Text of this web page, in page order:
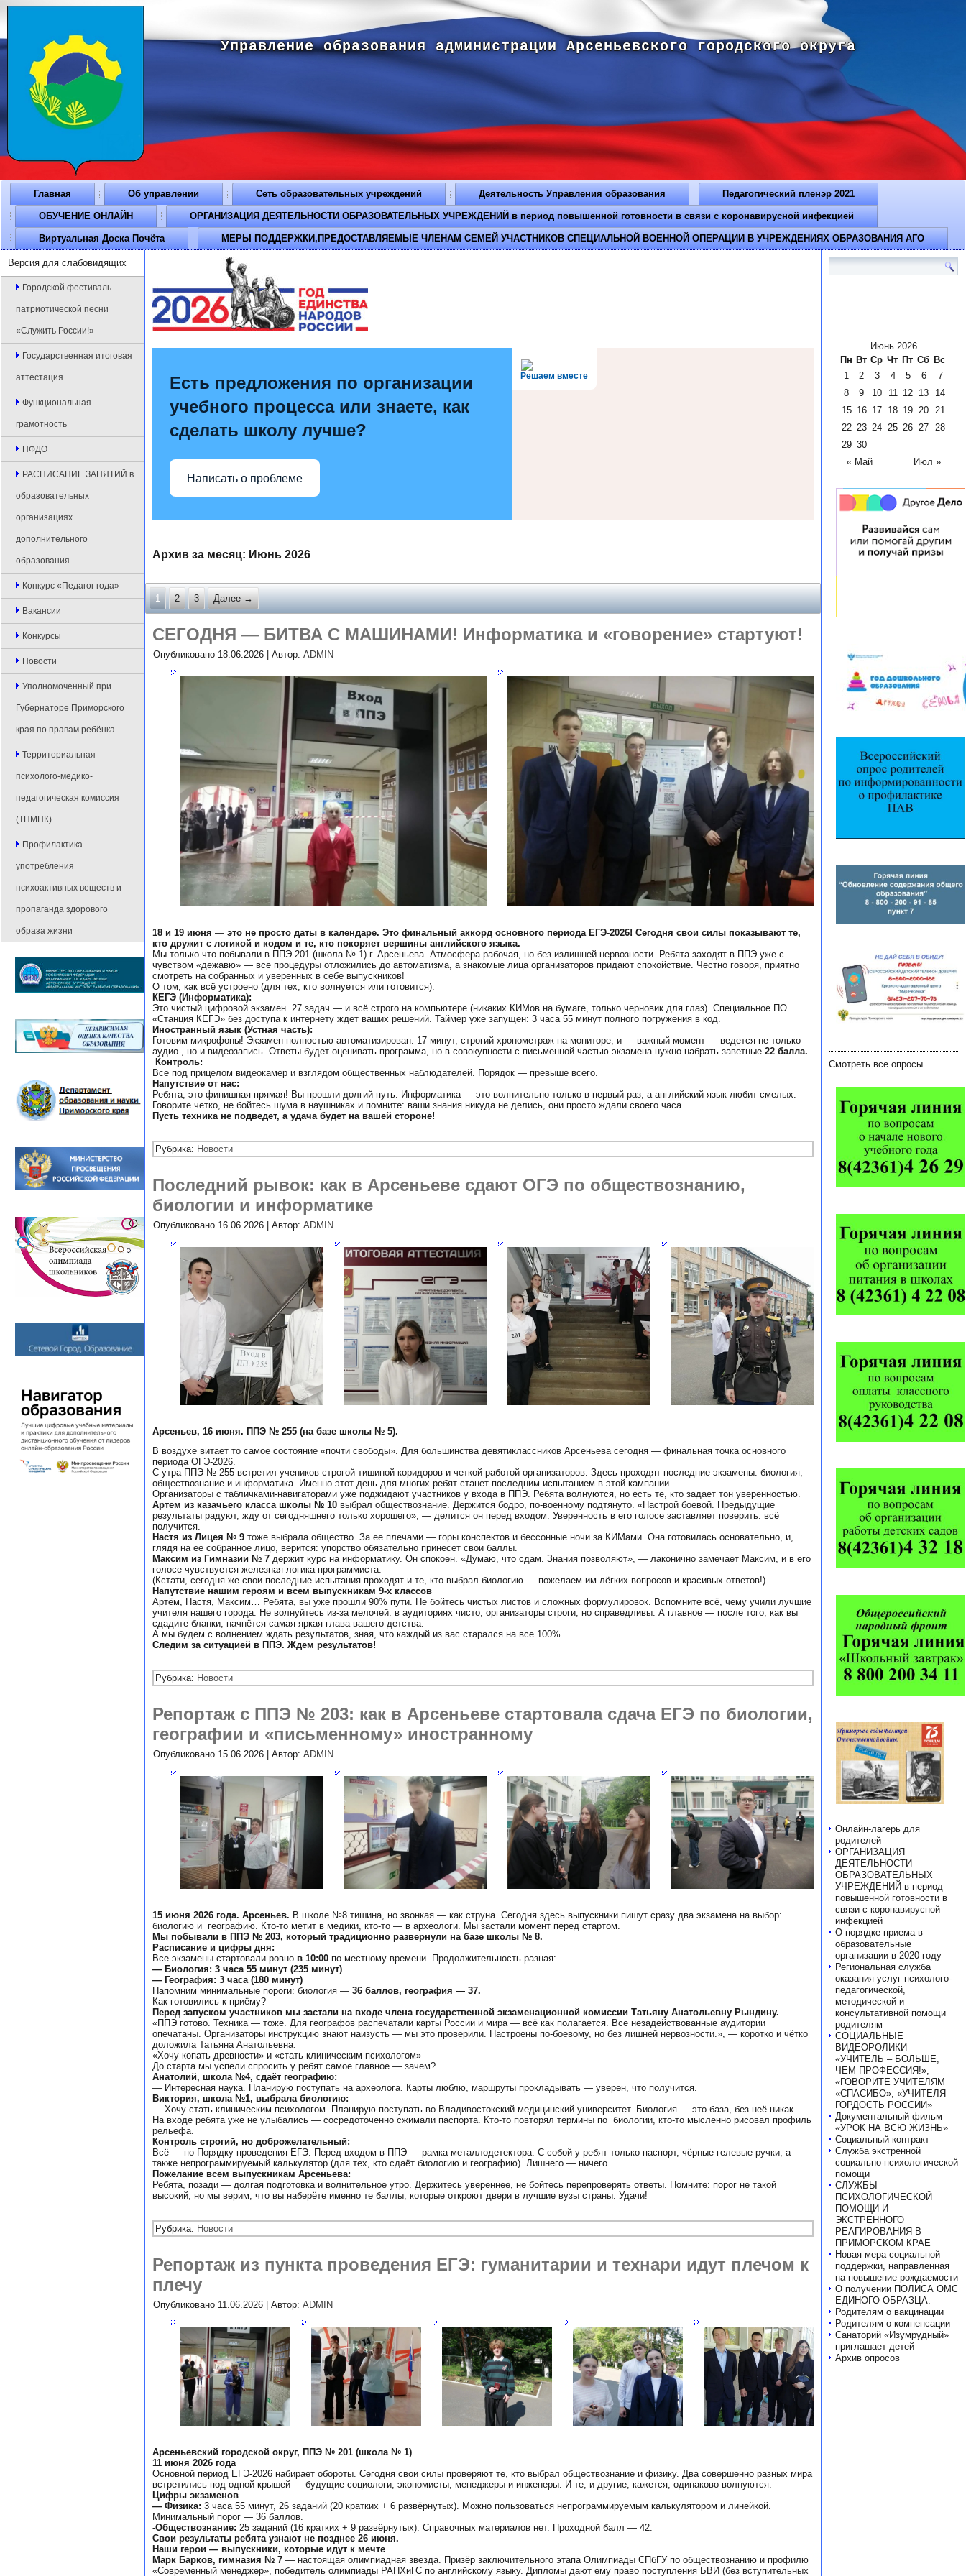
Управление образования администрации Арсеньевского городского округа
Главная Об управлении Сеть образовательных учреждений Деятельность Управления образования Педагогический пленэр 2021
ОБУЧЕНИЕ ОНЛАЙН ОРГАНИЗАЦИЯ ДЕЯТЕЛЬНОСТИ ОБРАЗОВАТЕЛЬНЫХ УЧРЕЖДЕНИЙ в период повышенной готовности в связи с коронавирусной инфекцией
Виртуальная Доска Почёта МЕРЫ ПОДДЕРЖКИ,ПРЕДОСТАВЛЯЕМЫЕ ЧЛЕНАМ СЕМЕЙ УЧАСТНИКОВ СПЕЦИАЛЬНОЙ ВОЕННОЙ ОПЕРАЦИИ В УЧРЕЖДЕНИЯХ ОБРАЗОВАНИЯ АГО
Версия для слабовидящих
Городской фестиваль
патриотической песни
«Служить России!»
Государственная итоговая
аттестация
Функциональная
грамотность
ПФДО
РАСПИСАНИЕ ЗАНЯТИЙ в
образовательных
организациях
дополнительного
образования
Конкурс «Педагог года»
Вакансии
Конкурсы
Новости
Уполномоченный при
Губернаторе Приморского
края по правам ребёнка
Территориальная
психолого-медико-
педагогическая комиссия
(ТПМПК)
Профилактика
употребления
психоактивных веществ и
пропаганда здорового
образа жизни
Решаем вместе
Есть предложения по организации
учебного процесса или знаете, как
сделать школу лучше?
Написать о проблеме
Архив за месяц: Июнь 2026
1 2 3 Далее →
СЕГОДНЯ — БИТВА С МАШИНАМИ! Информатика и «говорение» стартуют!
Опубликовано 18.06.2026 Автор: ADMIN
18 и 19 июня — это не просто даты в календаре. Это финальный аккорд основного периода ЕГЭ-2026! Сегодня свои силы показывают те,
кто дружит с логикой и кодом и те, кто покоряет вершины английского языка.
Мы только что побывали в ППЭ 201 (школа № 1) г. Арсеньева. Атмосфера рабочая, но без излишней нервозности. Ребята заходят в ППЭ уже с
чувством «дежавю» — все процедуры отложились до автоматизма, а знакомые лица организаторов придают спокойствие. Честно говоря, приятно
смотреть на собранных и уверенных в себе выпускников!
О том, как всё устроено (для тех, кто волнуется или готовится):
КЕГЭ (Информатика):
Это чистый цифровой экзамен. 27 задач — и всё строго на компьютере (никаких КИМов на бумаге, только черновик для глаз). Специальное ПО
«Станция КЕГЭ» без доступа к интернету ждет ваших решений. Таймер уже запущен: 3 часа 55 минут полного погружения в код.
Иностранный язык (Устная часть):
Готовим микрофоны! Экзамен полностью автоматизирован. 17 минут, строгий хронометраж на мониторе, и — важный момент — ведется не только
аудио-, но и видеозапись. Ответы будет оценивать программа, но в совокупности с письменной частью экзамена нужно набрать заветные 22 балла.
Контроль:
Все под прицелом видеокамер и взглядом общественных наблюдателей. Порядок — превыше всего.
Напутствие от нас:
Ребята, это финишная прямая! Вы прошли долгий путь. Информатика — это волнительно только в первый раз, а английский язык любит смелых.
Говорите четко, не бойтесь шума в наушниках и помните: ваши знания никуда не делись, они просто ждали своего часа.
Пусть техника не подведет, а удача будет на вашей стороне!
Рубрика: Новости
Последний рывок: как в Арсеньеве сдают ОГЭ по обществознанию,
биологии и информатике
Опубликовано 16.06.2026 | Автор: ADMIN
Арсеньев, 16 июня. ППЭ № 255 (на базе школы № 5).
В воздухе витает то самое состояние «почти свободы». Для большинства девятиклассников Арсеньева сегодня — финальная точка основного
периода ОГЭ-2026.
С утра ППЭ № 255 встретил учеников строгой тишиной коридоров и четкой работой организаторов. Здесь проходят последние экзамены: биология,
обществознание и информатика. Именно этот день для многих ребят станет последним испытанием в этой кампании.
Организаторы с табличками-навигаторами уже поджидают участников у входа в ППЭ. Ребята волнуются, но есть те, кто задает тон уверенностью.
Артем из казачьего класса школы № 10 выбрал обществознание. Держится бодро, по-военному подтянуто. «Настрой боевой. Предыдущие
результаты радуют, жду от сегодняшнего только хорошего», — делится он перед входом. Уверенность в его голосе заставляет поверить: всё
получится.
Настя из Лицея № 9 тоже выбрала общество. За ее плечами — горы конспектов и бессонные ночи за КИМами. Она готовилась основательно, и,
глядя на ее собранное лицо, верится: упорство обязательно принесет свои баллы.
Максим из Гимназии № 7 держит курс на информатику. Он спокоен. «Думаю, что сдам. Знания позволяют», — лаконично замечает Максим, и в его
голосе чувствуется железная логика программиста.
(Кстати, сегодня же свои последние испытания проходят и те, кто выбрал биологию — пожелаем им лёгких вопросов и красивых ответов!)
Напутствие нашим героям и всем выпускникам 9-х классов
Артём, Настя, Максим… Ребята, вы уже прошли 90% пути. Не бойтесь чистых листов и сложных формулировок. Вспомните всё, чему учили лучшие
учителя нашего города. Не волнуйтесь из-за мелочей: в аудиториях чисто, организаторы строги, но справедливы. А главное — после того, как вы
сдадите бланки, начнётся самая яркая глава вашего детства.
А мы будем с волнением ждать результатов, зная, что каждый из вас старался на все 100%.
Следим за ситуацией в ППЭ. Ждем результатов!
Рубрика: Новости
Репортаж с ППЭ № 203: как в Арсеньеве стартовала сдача ЕГЭ по биологии,
географии и «письменному» иностранному
Опубликовано 15.06.2026 Автор: ADMIN
15 июня 2026 года. Арсеньев. В школе №8 тишина, но звонкая — как струна. Сегодня здесь выпускники пишут сразу два экзамена на выбор:
биологию и географию. Кто-то метит в медики, кто-то — в археологи. Мы застали момент перед стартом.
Мы побывали в ППЭ № 203, который традиционно развернули на базе школы № 8.
Расписание и цифры дня:
Все экзамены стартовали ровно в 10:00 по местному времени. Продолжительность разная:
— Биология: 3 часа 55 минут (235 минут)
— География: 3 часа (180 минут)
Напомним минимальные пороги: биология — 36 баллов, география — 37.
Как готовились к приёму?
Перед запуском участников мы застали на входе члена государственной экзаменационной комиссии Татьяну Анатольевну Рындину.
«ППЭ готово. Техника — тоже. Для географов распечатали карты России и мира — всё как полагается. Все незадействованные аудитории
опечатаны. Организаторы инструкцию знают наизусть — мы это проверили. Настроены по-боевому, но без лишней нервозности.», — коротко и чётко
доложила Татьяна Анатольевна.
«Хочу копать древности» и «стать клиническим психологом»
До старта мы успели спросить у ребят самое главное — зачем?
Анатолий, школа №4, сдаёт географию:
— Интересная наука. Планирую поступать на археолога. Карты люблю, маршруты прокладывать — уверен, что получится.
Виктория, школа №1, выбрала биологию:
— Хочу стать клиническим психологом. Планирую поступать во Владивостокский медицинский университет. Биология — это база, без неё никак.
На входе ребята уже не улыбались — сосредоточенно сжимали паспорта. Кто-то повторял термины по биологии, кто-то мысленно рисовал профиль
рельефа.
Контроль строгий, но доброжелательный:
Всё — по Порядку проведения ЕГЭ. Перед входом в ППЭ — рамка металлодетектора. С собой у ребят только паспорт, чёрные гелевые ручки, а
также непрограммируемый калькулятор (для тех, кто сдаёт биологию и географию). Лишнего — ничего.
Пожелание всем выпускникам Арсеньева:
Ребята, позади — долгая подготовка и волнительное утро. Держитесь увереннее, не бойтесь перепроверять ответы. Помните: порог не такой
высокий, но мы верим, что вы наберёте именно те баллы, которые откроют двери в лучшие вузы страны. Удачи!
Рубрика: Новости
Репортаж из пункта проведения ЕГЭ: гуманитарии и технари идут плечом к
плечу
Опубликовано 11.06.2026 Автор: ADMIN
Арсеньевский городской округ, ППЭ № 201 (школа № 1)
11 июня 2026 года
Основной период ЕГЭ-2026 набирает обороты. Сегодня свои силы проверяют те, кто выбрал обществознание и физику. Два совершенно разных мира
встретились под одной крышей — будущие социологи, экономисты, менеджеры и инженеры. И те, и другие, кажется, одинаково волнуются.
Цифры экзаменов
— Физика: 3 часа 55 минут, 26 заданий (20 кратких + 6 развёрнутых). Можно пользоваться непрограммируемым калькулятором и линейкой.
Минимальный порог — 36 баллов.
-Обществознание: 25 заданий (16 кратких + 9 развёрнутых). Справочных материалов нет. Проходной балл — 42.
Свои результаты ребята узнают не позднее 26 июня.
Наши герои — выпускники, которые идут к мечте
Марк Барков, гимназия № 7 — настоящая олимпиадная звезда. Призёр заключительного этапа Олимпиады СПбГУ по обществознанию и профилю
«Современный менеджер», победитель олимпиады РАНХиГС по английскому языку. Дипломы дают ему право поступления БВИ (без вступительных
Июнь 2026
Пн Вт Ср Чт Пт Сб Вс
« Май Июл »
1 2 3 4 5 6
7
8
9 10 11 12 13
14
15 16 17 18 19 20 21
22 23 24 25 26 27 28
29 30
Смотреть все опросы
Онлайн-лагерь для
родителей
ОРГАНИЗАЦИЯ
ДЕЯТЕЛЬНОСТИ
ОБРАЗОВАТЕЛЬНЫХ
УЧРЕЖДЕНИЙ в период
повышенной готовности в
связи с коронавирусной
инфекцией
О порядке приема в
образовательные
организации в 2020 году
Региональная служба
оказания услуг психолого-
педагогической,
методической и
консультативной помощи
родителям
СОЦИАЛЬНЫЕ
ВИДЕОРОЛИКИ
«УЧИТЕЛЬ – БОЛЬШЕ,
ЧЕМ ПРОФЕССИЯ!»,
«ГОВОРИТЕ УЧИТЕЛЯМ
«СПАСИБО», «УЧИТЕЛЯ –
ГОРДОСТЬ РОССИИ»
Документальный фильм
«УРОК НА ВСЮ ЖИЗНЬ»
Социальный контракт
Служба экстренной
социально-психологической
помощи
СЛУЖБЫ
ПСИХОЛОГИЧЕСКОЙ
ПОМОЩИ И
ЭКСТРЕННОГО
РЕАГИРОВАНИЯ В
ПРИМОРСКОМ КРАЕ
Новая мера социальной
поддержки, направленная
на повышение рождаемости
О получении ПОЛИСА ОМС
ЕДИНОГО ОБРАЗЦА.
Родителям о вакцинации
Родителям о компенсации
Санаторий «Изумрудный»
приглашает детей
Архив опросов